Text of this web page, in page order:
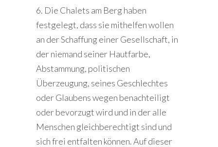
6. Die Chalets am Berg haben
festgelegt, dass sie mithelfen wollen
an der Schaffung einer Gesellschaft, in
der niemand seiner Hautfarbe,
Abstammung, politischen
Überzeugung, seines Geschlechtes
oder Glaubens wegen benachteiligt
oder bevorzugt wird und in der alle
Menschen gleichberechtigt sind und
sich frei entfalten können. Auf dieser